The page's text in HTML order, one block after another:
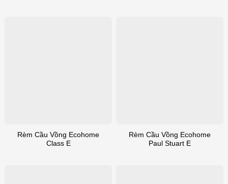
Rèm Cầu Vồng Ecohome
Class E
Rèm Cầu Vồng Ecohome
Paul Stuart E